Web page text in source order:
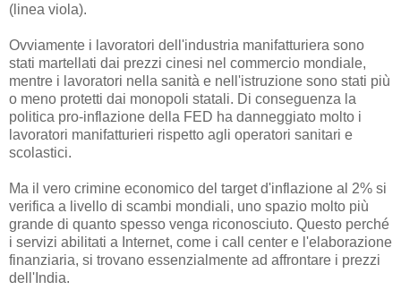
(linea viola).
Ovviamente i lavoratori dell'industria manifatturiera sono
stati martellati dai prezzi cinesi nel commercio mondiale,
mentre i lavoratori nella sanità e nell'istruzione sono stati più
o meno protetti dai monopoli statali. Di conseguenza la
politica pro-inflazione della FED ha danneggiato molto i
lavoratori manifatturieri rispetto agli operatori sanitari e
scolastici.
Ma il vero crimine economico del target d'inflazione al 2% si
verifica a livello di scambi mondiali, uno spazio molto più
grande di quanto spesso venga riconosciuto. Questo perché
i servizi abilitati a Internet, come i call center e l'elaborazione
finanziaria, si trovano essenzialmente ad affrontare i prezzi
dell'India.